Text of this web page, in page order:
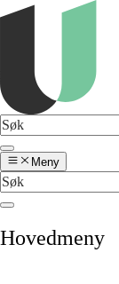
Meny
Hovedmeny